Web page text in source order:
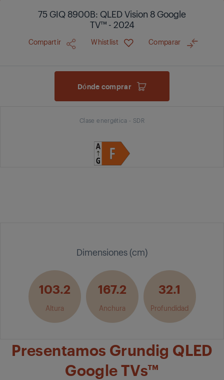
75 GIQ 8900B: QLED Vision 8 Google
TV™ - 2024
Compartir Whistlist Comparar
Dónde comprar
Clase energética - SDR
Dimensiones (cm)
103.2
Altura
167.2
Anchura
32.1
Profundidad
Presentamos Grundig QLED
Google TVs™